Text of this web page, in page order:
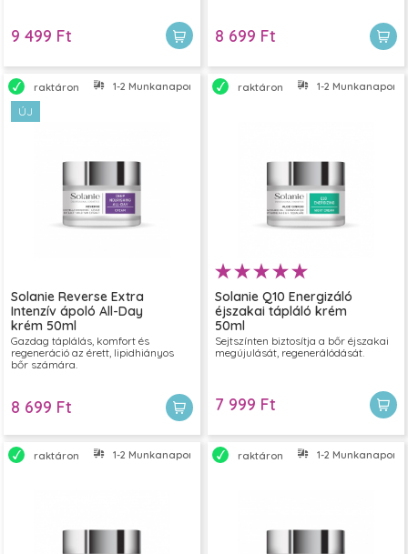
9 499 Ft 8 699 Ft
raktáron 1-2 Munkanapon belül szállítjuk
ÚJ
Solanie Reverse Extra
Intenzív ápoló All-Day
krém 50ml
Gazdag táplálás, komfort és
regeneráció az érett, lipidhiányos
bőr számára.
8 699 Ft
raktáron 1-2 Munkanapon
Solanie Q10 Energizáló
éjszakai tápláló krém
50ml
Sejtszínten biztosítja a bőr éjszakai
megújulását, regenerálódását.
7 999 Ft
raktáron 1-2 Munkanapon belül szállítjuk
raktáron 1-2 Munkanapon